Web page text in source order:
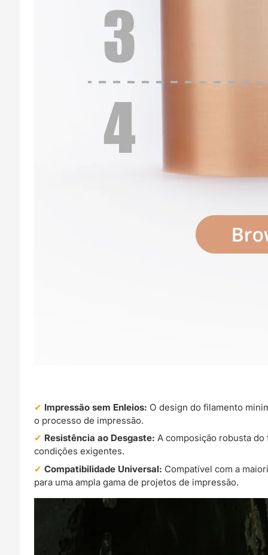
Impressão sem Enleios: O design do filamento
o processo de impressão.
Resistência ao Desgaste: A composição robusta
condições exigentes.
Compatibilidade Universal: Compatível com a
para uma ampla gama de projetos de impressão.